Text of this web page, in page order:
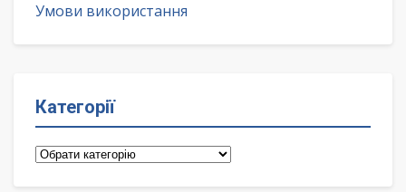
Умови використання
Категорії
Категорії